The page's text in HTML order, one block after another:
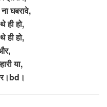
घबरावे,
ही हो,
ही हो,
या,